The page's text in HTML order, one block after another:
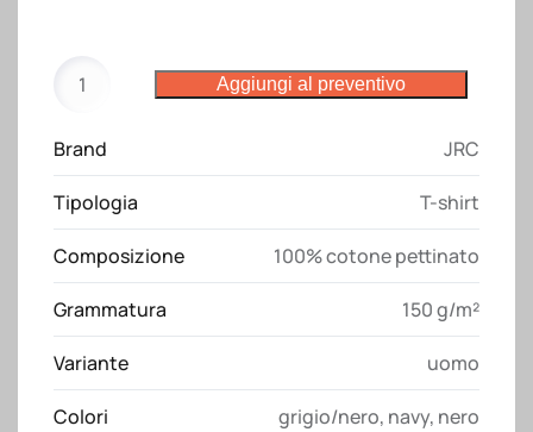
shirt
JRC
quantità
Aggiungi al preventivo
Brand JRC
Tipologia T-shirt
Composizione 100% cotone pettinato
Grammatura 150 g/m²
Variante uomo
Colori grigio/nero, navy, nero